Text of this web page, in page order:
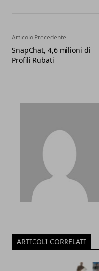
Articolo Precedente
SnapChat, 4,6 milioni di
Profili Rubati
ARTICOLI CORRELATI